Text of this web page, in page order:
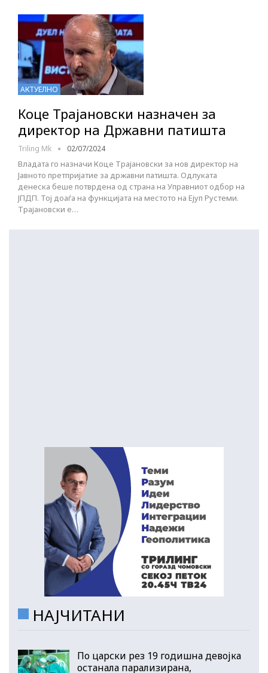
АКТУЕЛНО
Коце Трајановски назначен за
директор на Државни патишта
Triling Mk 02/07/2024
Владата го назначи Коце Трајановски за нов директор на
Јавното претпријатие за државни патишта. Одлуката
денеска беше потврдена од страна на Управниот одбор на
ЈПДП. Тој доаѓа на функцијата на местото на Ејуп Рустеми.
Трајановски е…
НАЈЧИТАНИ
По царски рез 19 годишна девојка
останала парализирана,